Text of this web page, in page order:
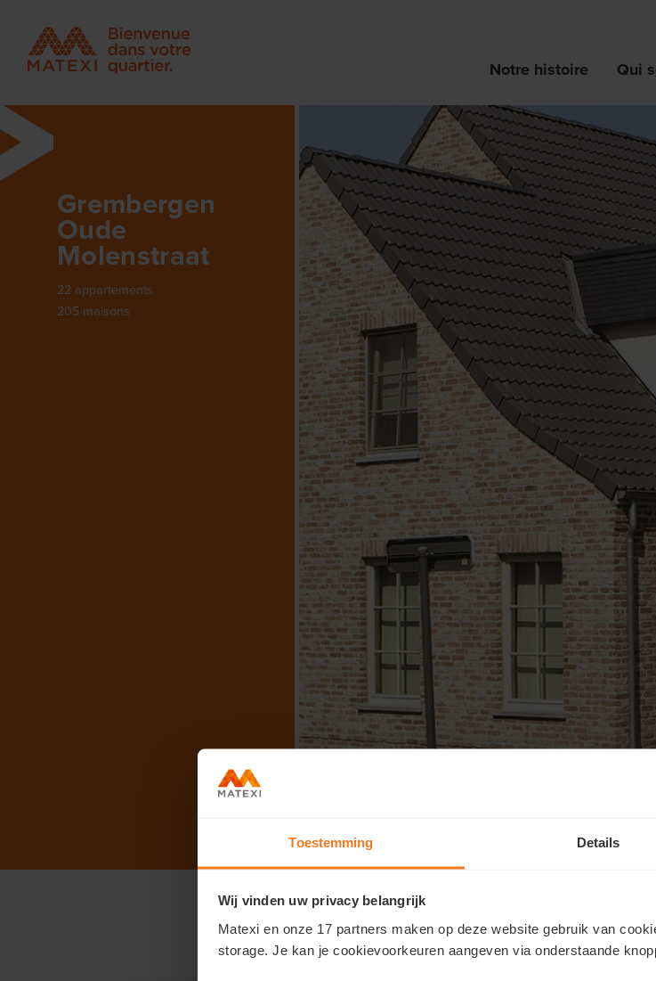
Toestemming Details
Wij vinden uw privacy belangrijk
Matexi en onze 17 partners maken op deze website gebruik van
storage. Je kan je cookievoorkeuren aangeven via onderstaande
Notre histoire Qui
Grembergen
Oude
Molenstraat
22 appartements
205 maisons
En résumé